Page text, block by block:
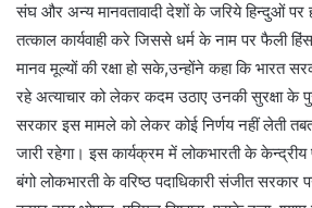
संघ और अन्य मानवतावादी देशों के जरिये हिन्दुओं पर
तत्काल कार्यवाही करे जिससे धर्म के नाम पर फैली
मानव मूल्यों की रक्षा हो सके,उन्होंने कहा कि भारत
रहे अत्याचार को लेकर कदम उठाए उनकी सुरक्षा के
सरकार इस मामले को लेकर कोई निर्णय नहीं लेती
जारी रहेगा। इस कार्यक्रम में लोकभारती के केन्द्रीय
बंगो लोकभारती के वरिष्ठ पदाधिकारी संजीत